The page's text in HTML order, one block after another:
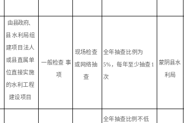
由县政府、
县 水利 局组
建项 目 法人
或县 直属单
位直接实施
的水利工程
建设项目
一般检查 事
项
现场检查
或网络抽
查
全年抽查比例为
5%，每年至少抽查1
次
蒙阴县水
利局
全年抽查比例不低